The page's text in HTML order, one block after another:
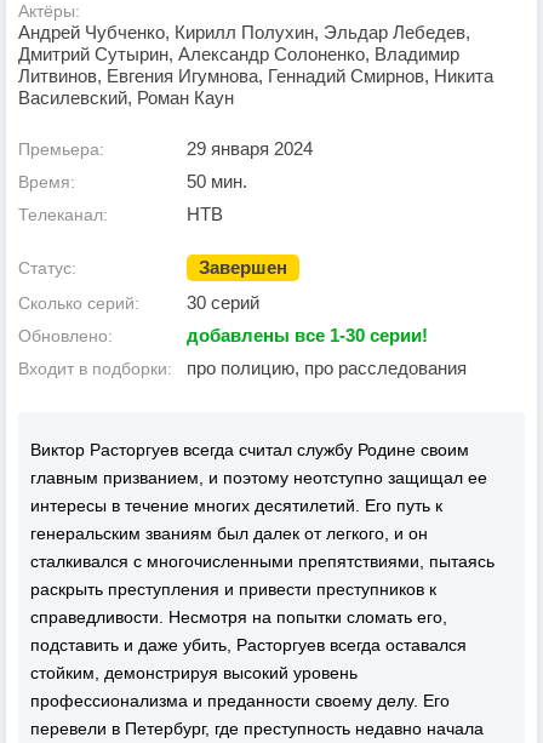
Актёры:
Андрей Чубченко, Кирилл Полухин, Эльдар Лебедев,
Дмитрий Сутырин, Александр Солоненко, Владимир
Литвинов, Евгения Игумнова, Геннадий Смирнов, Никита
Василевский, Роман Каун
Премьера: 29 января 2024
Время: 50 мин.
Телеканал: НТВ
Статус: Завершен
Сколько серий: 30 серий
Обновлено: добавлены все 1-30 серии!
Входит в подборки: про полицию, про расследования
Виктор Расторгуев всегда считал службу Родине своим
главным призванием, и поэтому неотступно защищал ее
интересы в течение многих десятилетий. Его путь к
генеральским званиям был далек от легкого, и он
сталкивался с многочисленными препятствиями, пытаясь
раскрыть преступления и привести преступников к
справедливости. Несмотря на попытки сломать его,
подставить и даже убить, Расторгуев всегда оставался
стойким, демонстрируя высокий уровень
профессионализма и преданности своему делу. Его
перевели в Петербург, где преступность недавно начала